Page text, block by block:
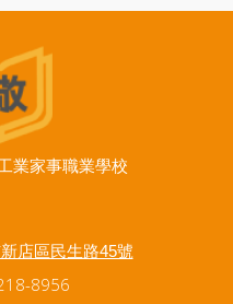
業家事職業學校
店區民生路45號
8956